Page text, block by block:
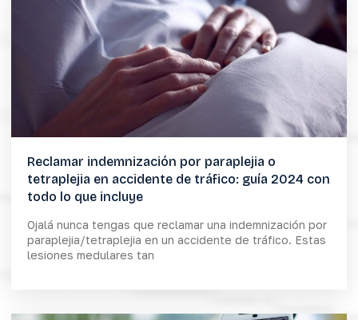
Reclamar indemnización por paraplejia o
tetraplejia en accidente de tráfico: guía 2024 con
todo lo que incluye
Ojalá nunca tengas que reclamar una indemnización por
paraplejia/tetraplejia en un accidente de tráfico. Estas
lesiones medulares tan